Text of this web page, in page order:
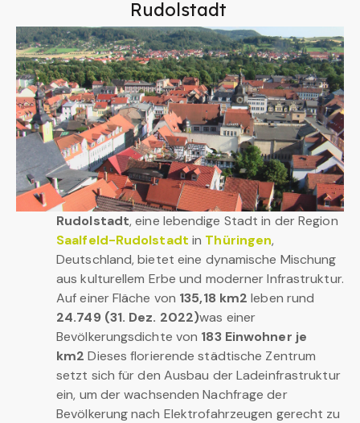
Rudolstadt
Rudolstadt, eine lebendige Stadt in der Region
Saalfeld-Rudolstadt in Thüringen,
Deutschland, bietet eine dynamische Mischung
aus kulturellem Erbe und moderner Infrastruktur.
Auf einer Fläche von 135,18 km2 leben rund
24.749 (31. Dez. 2022)was einer
Bevölkerungsdichte von 183 Einwohner je
km2 Dieses florierende städtische Zentrum
setzt sich für den Ausbau der Ladeinfrastruktur
ein, um der wachsenden Nachfrage der
Bevölkerung nach Elektrofahrzeugen gerecht zu